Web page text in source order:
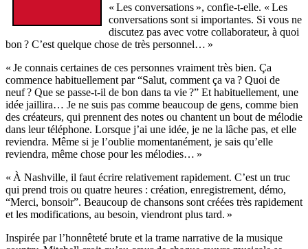
« Les conversations », confie-t-elle. « Les
conversations sont si importantes. Si vous ne
discutez pas avec votre collaborateur, à quoi
bon ? C’est quelque chose de très personnel… »
« Je connais certaines de ces personnes vraiment très bien. Ça
commence habituellement par “Salut, comment ça va ? Quoi de
neuf ? Que se passe-t-il de bon dans ta vie ?” Et habituellement, une
idée jaillira… Je ne suis pas comme beaucoup de gens, comme bien
des créateurs, qui prennent des notes ou chantent un bout de mélodie
dans leur téléphone. Lorsque j’ai une idée, je ne la lâche pas, et elle
reviendra. Même si je l’oublie momentanément, je sais qu’elle
reviendra, même chose pour les mélodies… »
« À Nashville, il faut écrire relativement rapidement. C’est un truc
qui prend trois ou quatre heures : création, enregistrement, démo,
“Merci, bonsoir”. Beaucoup de chansons sont créées très rapidement
et les modifications, au besoin, viendront plus tard. »
Inspirée par l’honnêteté brute et la trame narrative de la musique